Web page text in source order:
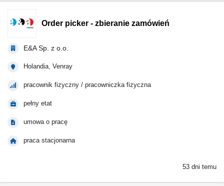
Order picker - zbieranie zamówień
E&A Sp. z o.o.
Holandia, Venray
pracownik fizyczny / pracowniczka fizyczna
pełny etat
umowa o pracę
praca stacjonarna
53 dni temu